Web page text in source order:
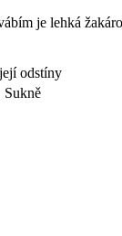
je lehká
odstíny
Sukně